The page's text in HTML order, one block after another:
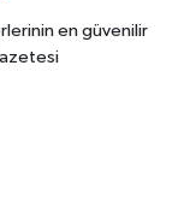
en güvenilir